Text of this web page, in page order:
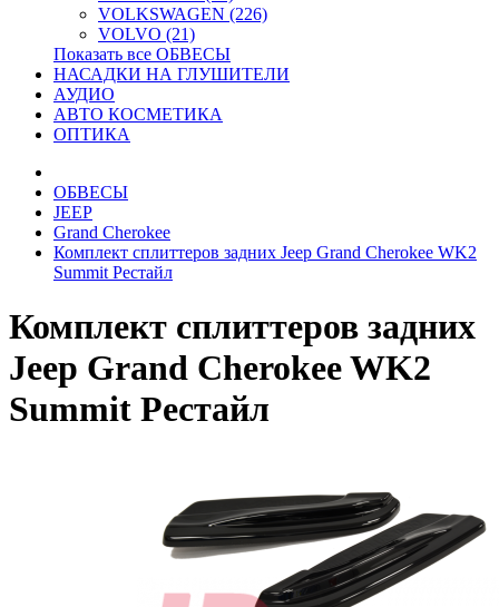
VOLKSWAGEN (226)
VOLVO (21)
Показать все ОБВЕСЫ
НАСАДКИ НА ГЛУШИТЕЛИ
АУДИО
АВТО КОСМЕТИКА
ОПТИКА
ОБВЕСЫ
JEEP
Grand Cherokee
Комплект сплиттеров задних Jeep Grand Cherokee WK2
Summit Рестайл
Комплект сплиттеров задних
Jeep Grand Cherokee WK2
Summit Рестайл